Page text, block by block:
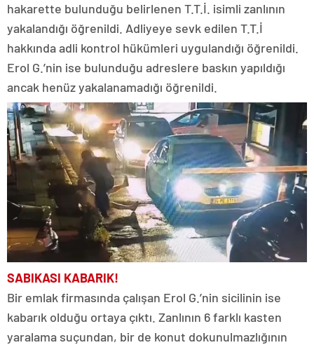
hakarette bulunduğu belirlenen T.T.İ. isimli zanlının
yakalandığı öğrenildi. Adliyeye sevk edilen T.T.İ
hakkında adli kontrol hükümleri uygulandığı öğrenildi.
Erol G.’nin ise bulunduğu adreslere baskın yapıldığı
ancak henüz yakalanamadığı öğrenildi.
SABIKASI KABARIK!
Bir emlak firmasında çalışan Erol G.’nin sicilinin ise
kabarık olduğu ortaya çıktı. Zanlının 6 farklı kasten
yaralama suçundan, bir de konut dokunulmazlığının